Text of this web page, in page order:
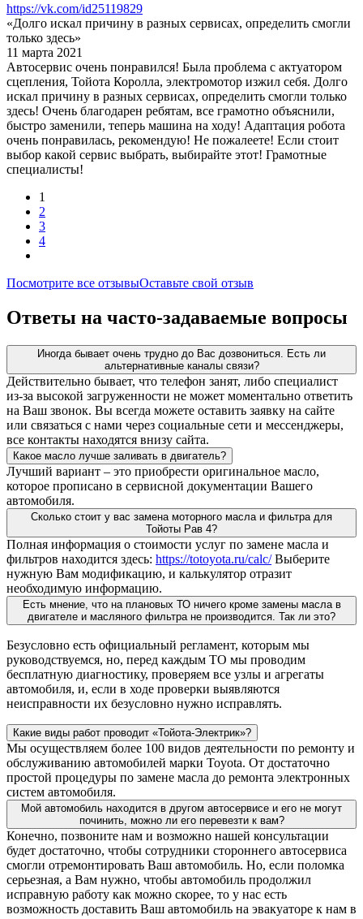
https://vk.com/id25119829
«Долго искал причину в разных сервисах, определить смогли
только здесь»
11 марта 2021
Автосервис очень понравился! Была проблема с актуатором
сцепления, Тойота Королла, электромотор изжил себя. Долго
искал причину в разных сервисах, определить смогли только
здесь! Очень благодарен ребятам, все грамотно объяснили,
быстро заменили, теперь машина на ходу! Адаптация робота
очень понравилась, рекомендую! Не пожалеете! Если стоит
выбор какой сервис выбрать, выбирайте этот! Грамотные
специалисты!
1
2
3
4
Посмотрите все отзывыОставьте свой отзыв
Ответы на часто-задаваемые вопросы
Иногда бывает очень трудно до Вас дозвониться. Есть ли
альтернативные каналы связи?
Действительно бывает, что телефон занят, либо специалист
из-за высокой загруженности не может моментально ответить
на Ваш звонок. Вы всегда можете оставить заявку на сайте
или связаться с нами через социальные сети и мессенджеры,
все контакты находятся внизу сайта.
Какое масло лучше заливать в двигатель?
Лучший вариант – это приобрести оригинальное масло,
которое прописано в сервисной документации Вашего
автомобиля.
Сколько стоит у вас замена моторного масла и фильтра для
Тойоты Рав 4?
Полная информация о стоимости услуг по замене масла и
фильтров находится здесь: https://totoyota.ru/calc/Выберите
нужную Вам модификацию, и калькулятор отразит
необходимую информацию.
Есть мнение, что на плановых ТО ничего кроме замены масла в
двигателе и масляного фильтра не производится. Так ли это?
Безусловно есть официальный регламент, которым мы
руководствуемся, но, перед каждым ТО мы проводим
бесплатную диагностику, проверяем все узлы и агрегаты
автомобиля, и, если в ходе проверки выявляются
неисправности их безусловно нужно исправлять.
Какие виды работ проводит «Тойота-Электрик»?
Мы осуществляем более 100 видов деятельности по ремонту и
обслуживанию автомобилей марки Toyota. От достаточно
простой процедуры по замене масла до ремонта электронных
систем автомобиля.
Мой автомобиль находится в другом автосервисе и его не могут
починить, можно ли его перевезти к вам?
Конечно, позвоните нам и возможно нашей консультации
будет достаточно, чтобы сотрудники стороннего автосервиса
смогли отремонтировать Ваш автомобиль. Но, если поломка
серьезная, а Вам нужно, чтобы автомобиль продолжил
исправную работу как можно скорее, то у нас есть
возможность доставить Ваш автомобиль на эвакуаторе к нам в